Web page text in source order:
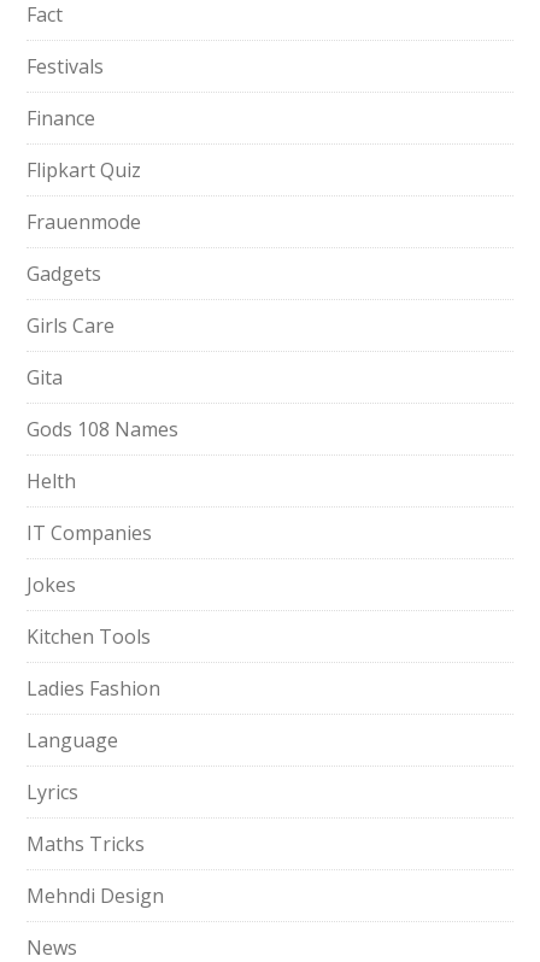
Fact
Festivals
Finance
Flipkart Quiz
Frauenmode
Gadgets
Girls Care
Gita
Gods 108 Names
Helth
IT Companies
Jokes
Kitchen Tools
Ladies Fashion
Language
Lyrics
Maths Tricks
Mehndi Design
News